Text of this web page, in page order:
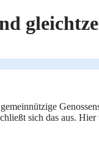
sich das aus.